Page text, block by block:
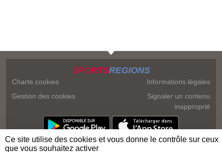
SPORTSREGIONS
Charte cookies
Gestion des cookies
Informations légales
Signaler un contenu
inapproprié
Ce site utilise des cookies et vous donne le contrôle sur ceux
que vous souhaitez activer